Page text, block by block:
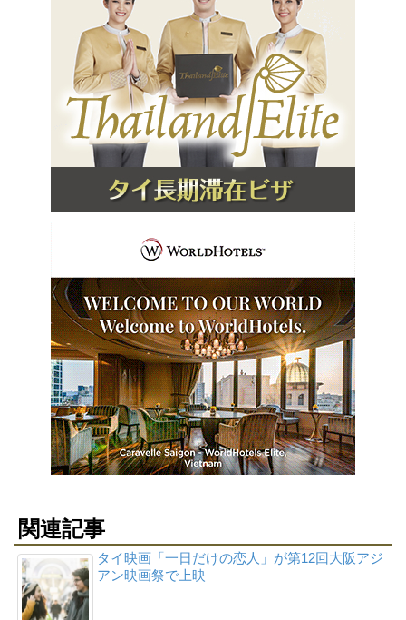
関連記事
タイ映画「一日だけの恋人」が第12回大阪アジ
アン映画祭で上映